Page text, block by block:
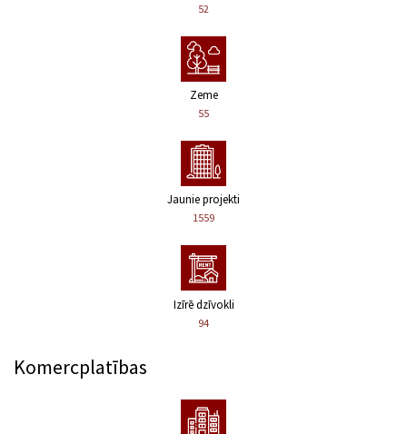
52
Zeme
55
Jaunie projekti
1559
Izīrē dzīvokli
94
Komercplatības